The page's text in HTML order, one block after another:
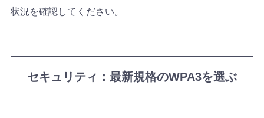
状況を確認してください。
セキュリティ：最新規格のWPA3を選ぶ